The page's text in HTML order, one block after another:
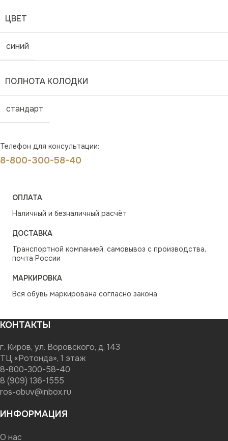
ЦВЕТ
синий
ПОЛНОТА КОЛОДКИ
стандарт
Телефон для консультации:
8-800-300-58-40
ОПЛАТА
Наличный и безналичный расчёт
ДОСТАВКА
Транспортной компанией, самовывоз с производства,
почта России
МАРКИРОВКА
Вся обувь маркирована согласно закона
КОНТАКТЫ
г. Киров, ул. Воровского, д. 143
ТЦ «Ротонда», 1 этаж
8-800-300-58-40
8 (909) 136-1555
ros-obuv@inbox.ru
ИНФОРМАЦИЯ
О нас